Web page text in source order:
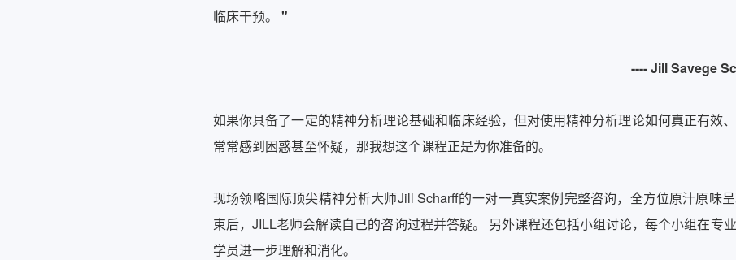
临床干预。
"
---- Jill Savege
如果你具备了一定的精神分析理论基础和临床经验，但对使用精神分析理论如何真正有效
常常感到困惑甚至怀疑，那我想这个课程正是为你准备的。
现场领略国际顶尖精神分析大师Jill Scharff的一对一真实案例完整咨询，全方位原汁原味
束后，JILL老师会解读自己的咨询过程并答疑。 另外课程还包括小组讨论，每个小组在专
学员进一步理解和消化。